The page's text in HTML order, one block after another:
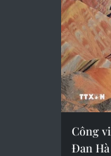
Công
Đan